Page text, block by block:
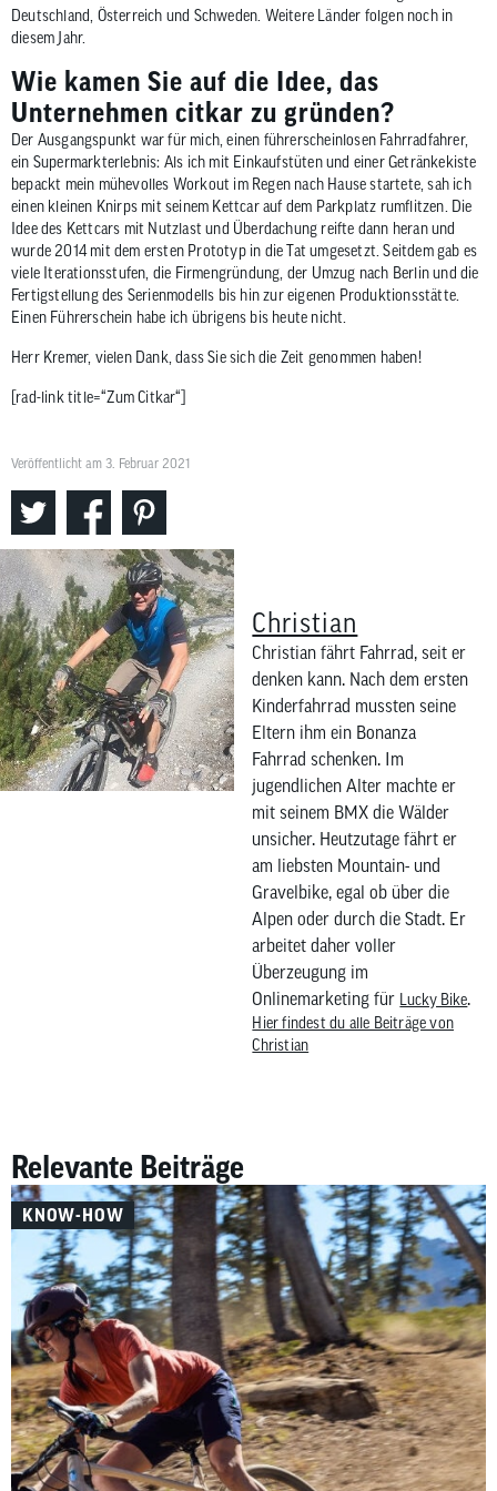
Deutschland, Österreich und Schweden. Weitere Länder folgen noch in
diesem Jahr.
Wie kamen Sie auf die Idee, das
Unternehmen citkar zu gründen?
Der Ausgangspunkt war für mich, einen führerscheinlosen Fahrradfahrer,
ein Supermarkterlebnis: Als ich mit Einkaufstüten und einer Getränkekiste
bepackt mein mühevolles Workout im Regen nach Hause startete, sah ich
einen kleinen Knirps mit seinem Kettcar auf dem Parkplatz rumflitzen. Die
Idee des Kettcars mit Nutzlast und Überdachung reifte dann heran und
wurde 2014 mit dem ersten Prototyp in die Tat umgesetzt. Seitdem gab es
viele Iterationsstufen, die Firmengründung, der Umzug nach Berlin und die
Fertigstellung des Serienmodells bis hin zur eigenen Produktionsstätte.
Einen Führerschein habe ich übrigens bis heute nicht.
Herr Kremer, vielen Dank, dass Sie sich die Zeit genommen haben!
[rad-link title=“Zum Citkar“]
Veröffentlicht am 3. Februar 2021
Christian
Christian fährt Fahrrad, seit er
denken kann. Nach dem ersten
Kinderfahrrad mussten seine
Eltern ihm ein Bonanza
Fahrrad schenken. Im
jugendlichen Alter machte er
mit seinem BMX die Wälder
unsicher. Heutzutage fährt er
am liebsten Mountain- und
Gravelbike, egal ob über die
Alpen oder durch die Stadt. Er
arbeitet daher voller
Überzeugung im
Onlinemarketing für Lucky Bike.
Hier findest du alle Beiträge von
Christian
Relevante Beiträge
KNOW-HOW